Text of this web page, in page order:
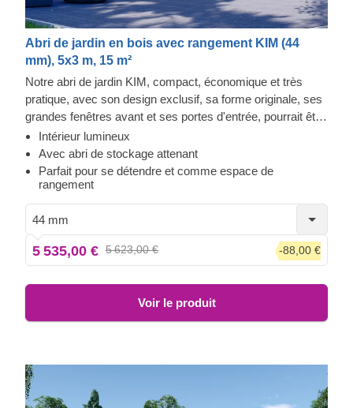
Abri de jardin en bois avec rangement KIM (44
mm), 5x3 m, 15 m²
Notre abri de jardin KIM, compact, économique et très
pratique, avec son design exclusif, sa forme originale, ses
grandes fenêtres avant et ses portes d'entrée, pourrait être
un choix superbe pour ceux qui souhaitent combiner
efficacement fonctionnalité et style. L'aménagement
intérieur de l'abri est divisé en deux parties avec des
entrées séparées, ce qui vous permet d'utiliser l'espace
principal pour vous détendre et de profiter d'un espace de
rangement fonctionnel à proximité.
Intérieur lumineux
Avec abri de stockage attenant
Parfait pour se détendre et comme espace de
rangement
44 mm
5 535,00 € 5 623,00 € -88,00 €
Voir le produit